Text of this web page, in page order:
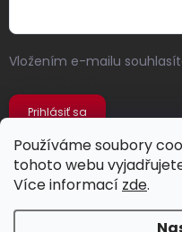
Používáme soubory
tohoto webu
Více informací zde.
Vložením e-mailu
Prihlásiť sa